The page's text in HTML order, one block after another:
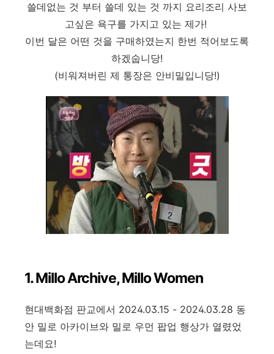
쓸데없는 것 부터 쓸데 있는 것 까지 요리조리 사보
고싶은 욕구를 가지고 있는 제가!
이번 달은 어떤 것을 구매하였는지 한번 적어보도록
하겠숩니당!
(비워져버린 제 통장은 안비밀입니당!)
1. Millo Archive, Millo Women
현대백화점 판교에서 2024.03.15 - 2024.03.28 동
안 밀로 아카이브와 밀로 우먼 팝업 행상가 열렸었
는데요!